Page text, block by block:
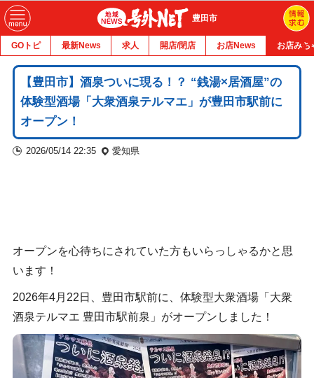
豊田市
GOトピ 最新News 求人 開店/閉店 お店News お店みち
【豊田市】酒泉ついに現る！？ “銭湯×居酒屋”の
体験型酒場「大衆酒泉テルマエ」が豊田市駅前に
オープン！
2026/05/14 22:35 愛知県
オープンを心待ちにされていた方もいらっしゃるかと思
います！
2026年4月22日、豊田市駅前に、体験型大衆酒場「大衆
酒泉テルマエ 豊田市駅前泉」がオープンしました！